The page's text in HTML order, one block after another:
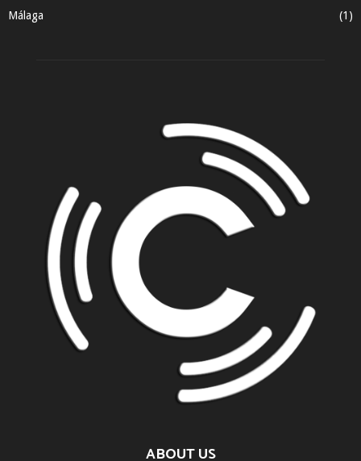
Málaga
(1)
ABOUT US